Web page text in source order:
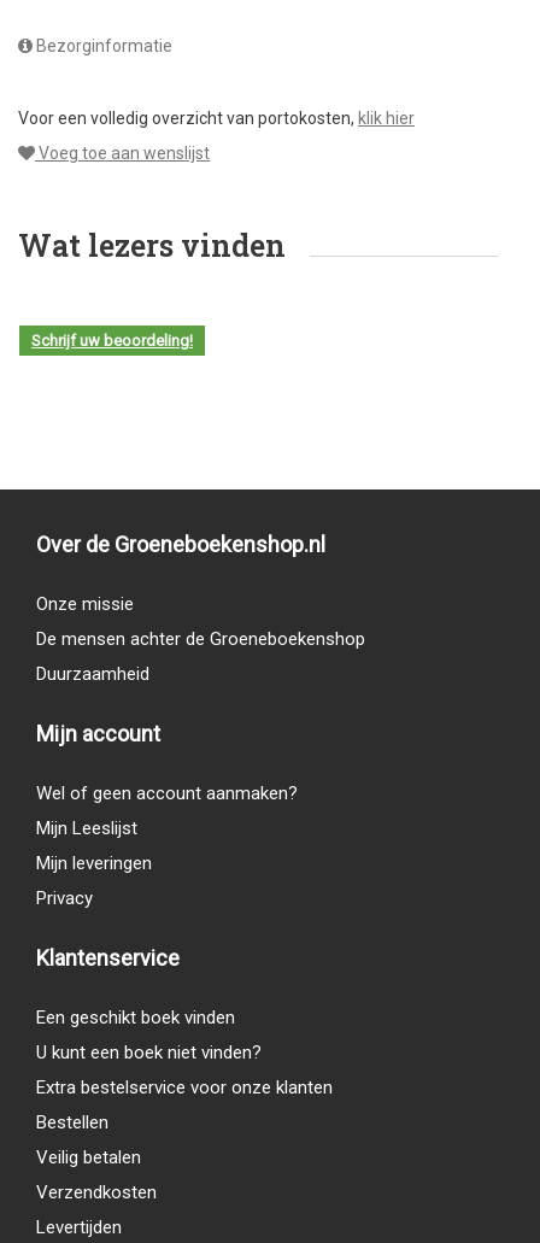
Bezorginformatie
Voor een volledig overzicht van portokosten, klik hier
Voeg toe aan wenslijst
Wat lezers vinden
Schrijf uw beoordeling!
Over de Groeneboekenshop.nl
Onze missie
De mensen achter de Groeneboekenshop
Duurzaamheid
Mijn account
Wel of geen account aanmaken?
Mijn Leeslijst
Mijn leveringen
Privacy
Klantenservice
Een geschikt boek vinden
U kunt een boek niet vinden?
Extra bestelservice voor onze klanten
Bestellen
Veilig betalen
Verzendkosten
Levertijden